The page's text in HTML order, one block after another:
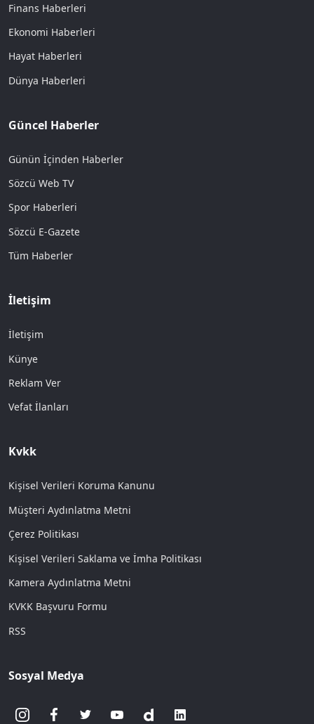
Finans Haberleri
Ekonomi Haberleri
Hayat Haberleri
Dünya Haberleri
Güncel Haberler
Günün İçinden Haberler
Sözcü Web TV
Spor Haberleri
Sözcü E-Gazete
Tüm Haberler
İletişim
İletişim
Künye
Reklam Ver
Vefat İlanları
Kvkk
Kişisel Verileri Koruma Kanunu
Müşteri Aydınlatma Metni
Çerez Politikası
Kişisel Verileri Saklama ve İmha Politikası
Kamera Aydınlatma Metni
KVKK Başvuru Formu
RSS
Sosyal Medya